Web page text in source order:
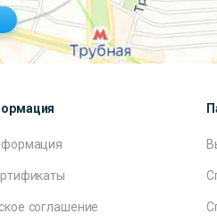
соглашение